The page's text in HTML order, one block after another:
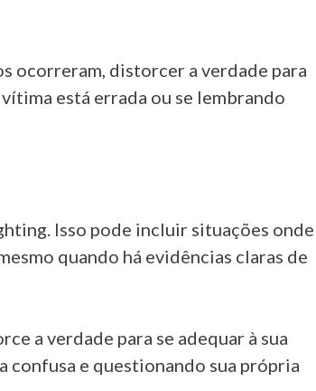
ocorreram, distorcer a verdade para
está errada ou se lembrando
Isso pode incluir situações onde
quando há evidências claras de
a verdade para se adequar à sua
confusa e questionando sua própria